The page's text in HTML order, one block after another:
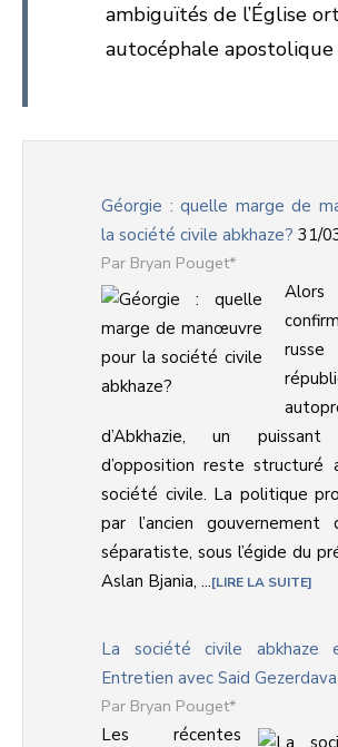
ambiguïtés de l’Église
autocéphale apostolique
Géorgie : quelle marge de
la société civile abkhaze? 31/
Bryan Pouget*
d’Abkhazie, un puissant
d’opposition reste structuré
société civile. La politique
par l’ancien
séparatiste, sous l’égide du
Aslan Bjania, ... LIRE LA SUITE
La société civile abkhaze
Entretien avec Said Gezerdava
Bryan Pouget*
Les récentes